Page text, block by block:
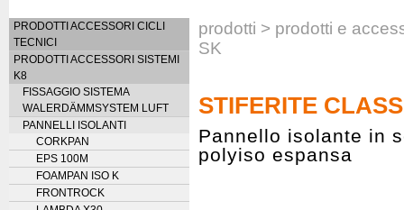
prodotti > prodotti e
SK
STIFERITE
Pannello isolante in
polyiso espansa
PRODOTTI ACCESSORI CICLI
TECNICI
PRODOTTI ACCESSORI SISTEMI
K8
FISSAGGIO SISTEMA
WALERDÄMMSYSTEM LUFT
PANNELLI ISOLANTI
CORKPAN
EPS 100M
FOAMPAN ISO K
FRONTROCK